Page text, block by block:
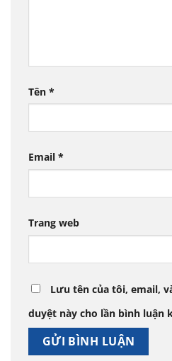
Tên *
Email *
Trang web
Lưu tên của tôi, email,
duyệt này cho lần bình luận